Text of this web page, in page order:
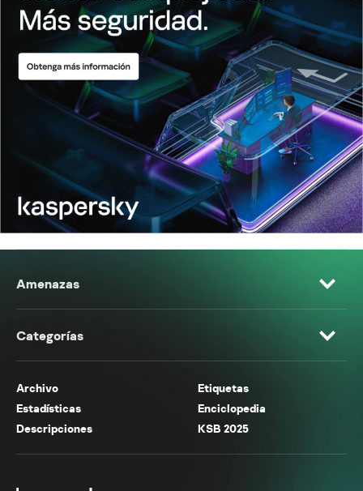
Amenazas
Categorías
Archivo
Etiquetas
Estadísticas
Enciclopedia
Descripciones
KSB 2025